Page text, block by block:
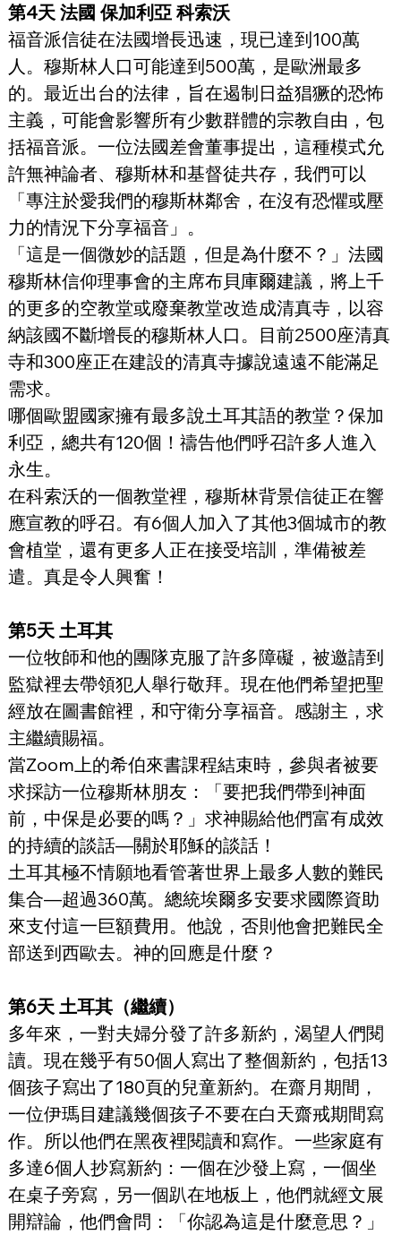
第4天 法國 保加利亞 科索沃
福音派信徒在法國增長迅速，現已達到100萬
人。穆斯林人口可能達到500萬，是歐洲最多
的。最近出台的法律，旨在遏制日益猖獗的恐怖
主義，可能會影響所有少數群體的宗教自由，包
括福音派。一位法國差會董事提出，這種模式允
許無神論者、穆斯林和基督徒共存，我們可以
「專注於愛我們的穆斯林鄰舍，在沒有恐懼或壓
力的情況下分享福音」。
「這是一個微妙的話題，但是為什麼不？」法國
穆斯林信仰理事會的主席布貝庫爾建議，將上千
的更多的空教堂或廢棄教堂改造成清真寺，以容
納該國不斷增長的穆斯林人口。目前2500座清真
寺和300座正在建設的清真寺據說遠遠不能滿足
需求。
哪個歐盟國家擁有最多說土耳其語的教堂？保加
利亞，總共有120個！禱告他們呼召許多人進入
永生。
在科索沃的一個教堂裡，穆斯林背景信徒正在響
應宣教的呼召。有6個人加入了其他3個城市的教
會植堂，還有更多人正在接受培訓，準備被差
遣。真是令人興奮！
第5天 土耳其
一位牧師和他的團隊克服了許多障礙，被邀請到
監獄裡去帶領犯人舉行敬拜。現在他們希望把聖
經放在圖書館裡，和守衛分享福音。感謝主，求
主繼續賜福。
當Zoom上的希伯來書課程結束時，參與者被要
求採訪一位穆斯林朋友：「要把我們帶到神面
前，中保是必要的嗎？」求神賜給他們富有成效
的持續的談話—關於耶穌的談話！
土耳其極不情願地看管著世界上最多人數的難民
集合—超過360萬。總統埃爾多安要求國際資助
來支付這一巨額費用。他說，否則他會把難民全
部送到西歐去。神的回應是什麼？
第6天 土耳其（繼續）
多年來，一對夫婦分發了許多新約，渴望人們閱
讀。現在幾乎有50個人寫出了整個新約，包括13
個孩子寫出了180頁的兒童新約。在齋月期間，
一位伊瑪目建議幾個孩子不要在白天齋戒期間寫
作。所以他們在黑夜裡閱讀和寫作。一些家庭有
多達6個人抄寫新約：一個在沙發上寫，一個坐
在桌子旁寫，另一個趴在地板上，他們就經文展
開辯論，他們會問：「你認為這是什麼意思？」